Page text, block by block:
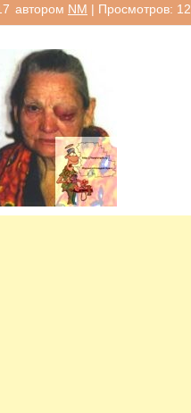
автором NM | Просмотров: 12